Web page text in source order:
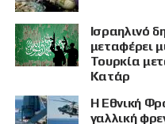
Ισραηλινό
μεταφέρει
Τουρκία
Κατάρ
Η Εθνική
γαλλική